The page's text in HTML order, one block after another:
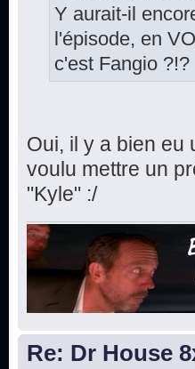
Y aurait-il
l'épisode, en
c'est Fangio ?!?
Oui, il y a bien eu
voulu mettre un
"Kyle" :/
Re: Dr House